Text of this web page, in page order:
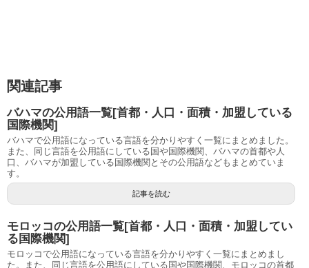
関連記事
バハマの公用語一覧[首都・人口・面積・加盟している
国際機関]
バハマで公用語になっている言語を分かりやすく一覧にまとめました。
また、同じ言語を公用語にしている国や国際機関、バハマの首都や人
口、バハマが加盟している国際機関とその公用語などもまとめていま
す。
記事を読む
モロッコの公用語一覧[首都・人口・面積・加盟してい
る国際機関]
モロッコで公用語になっている言語を分かりやすく一覧にまとめまし
た。また、同じ言語を公用語にしている国や国際機関、モロッコの首都